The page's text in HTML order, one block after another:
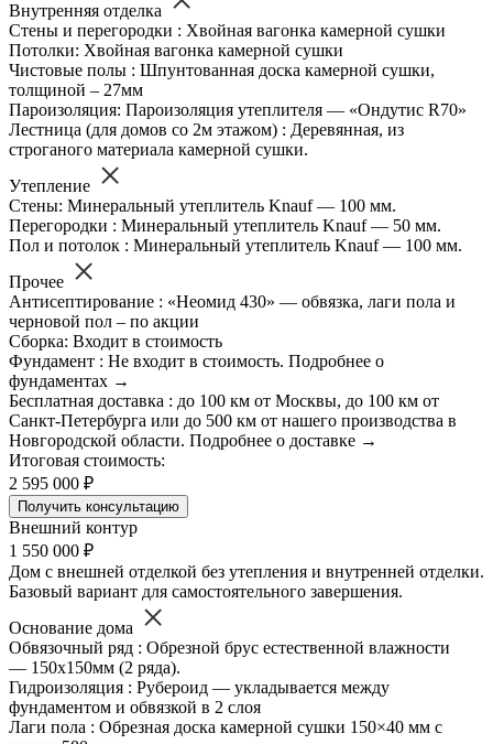
Внутренняя отделка
Стены и перегородки : Хвойная вагонка камерной сушки
Потолки: Хвойная вагонка камерной сушки
Чистовые полы : Шпунтованная доска камерной сушки,
толщиной – 27мм
Пароизоляция: Пароизоляция утеплителя — «Ондутис R70»
Лестница (для домов со 2м этажом) : Деревянная, из
строганого материала камерной сушки.
Утепление
Стены: Минеральный утеплитель Knauf — 100 мм.
Перегородки : Минеральный утеплитель Knauf — 50 мм.
Пол и потолок : Минеральный утеплитель Knauf — 100 мм.
Прочее
Антисептирование : «Неомид 430» — обвязка, лаги пола и
черновой пол – по акции
Сборка: Входит в стоимость
Фундамент : Не входит в стоимость. Подробнее о
фундаментах →
Бесплатная доставка : до 100 км от Москвы, до 100 км от
Санкт-Петербурга или до 500 км от нашего производства в
Новгородской области. Подробнее о доставке →
Итоговая стоимость:
2 595 000 ₽
Получить консультацию
Внешний контур
1 550 000 ₽
Дом с внешней отделкой без утепления и внутренней отделки.
Базовый вариант для самостоятельного завершения.
Основание дома
Обвязочный ряд : Обрезной брус естественной влажности
— 150х150мм (2 ряда).
Гидроизоляция : Рубероид — укладывается между
фундаментом и обвязкой в 2 слоя
Лаги пола : Обрезная доска камерной сушки 150×40 мм с